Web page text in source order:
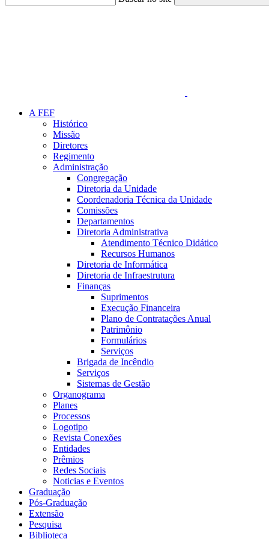
A FEF
Histórico
Missão
Diretores
Regimento
Administração
Congregação
Diretoria da Unidade
Coordenadoria Técnica da Unidade
Comissões
Departamentos
Diretoria Administrativa
Atendimento Técnico Didático
Recursos Humanos
Diretoria de Informática
Diretoria de Infraestrutura
Finanças
Suprimentos
Execução Financeira
Plano de Contratações Anual
Patrimônio
Formulários
Serviços
Brigada de Incêndio
Serviços
Sistemas de Gestão
Organograma
Planes
Processos
Logotipo
Revista Conexões
Entidades
Prêmios
Redes Sociais
Noticias e Eventos
Graduação
Pós-Graduação
Extensão
Pesquisa
Biblioteca